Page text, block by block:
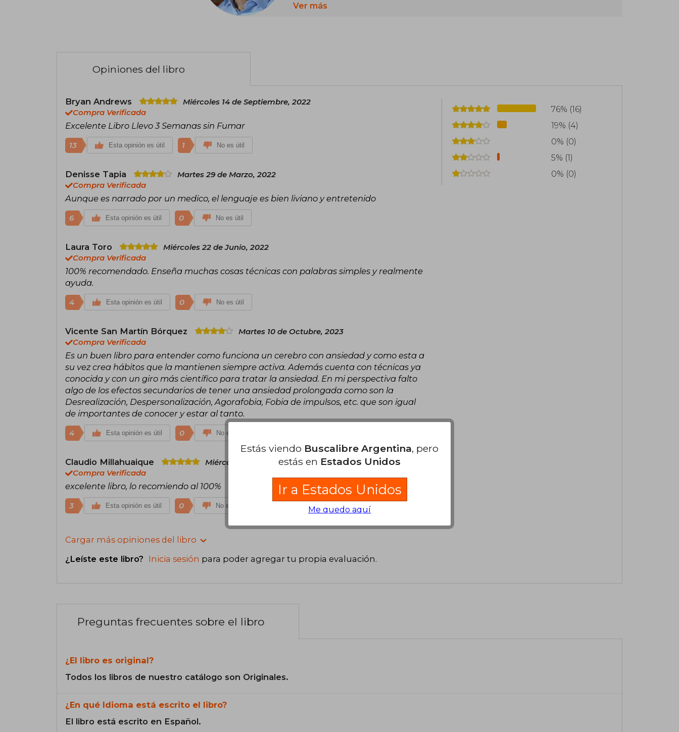
al desarrollo de programas para el tratamiento de abuso de sustancias y
Ver más
Opiniones del libro
Bryan Andrews
Miércoles 14 de Septiembre, 2022
Compra Verificada
Excelente Libro Llevo 3 Semanas sin Fumar
13 Esta opinión es útil 1 No es útil
Denisse Tapia
Martes 29 de Marzo, 2022
Compra Verificada
Aunque es narrado por un medico, el lenguaje es bien liviano y entretenido
6 Esta opinión es útil 0 No es útil
Laura Toro
Miércoles 22 de Junio, 2022
Compra Verificada
100% recomendado. Enseña muchas cosas técnicas con palabras simples y realmente
ayuda.
4 Esta opinión es útil 0 No es útil
Vicente San Martín Bórquez
Martes 10 de Octubre, 2023
Compra Verificada
Es un buen libro para entender como funciona un cerebro con ansiedad y como esta a
su vez crea hábitos que la mantienen siempre activa. Además cuenta con técnicas ya
conocida y con un giro más científico para tratar la ansiedad. En mi perspectiva falto
algo de los efectos secundarios de tener una ansiedad prolongada como son la
Desrealización, Despersonalización, Agorafobia, Fobia de impulsos, etc. que son igual
de importantes de conocer y estar al tanto.
4 Esta opinión es útil 0 No es útil
Claudio Millahuaique
Miércoles 15 de Junio, 2022
Compra Verificada
excelente libro, lo recomiendo al 100%
3 Esta opinión es útil 0 No es útil
Cargar más opiniones del libro
¿Leíste este libro? Inicia sesión para poder agregar tu propia evaluación.
76% (16)
19% (4)
0% (0)
5% (1)
0% (0)
Preguntas frecuentes sobre el libro
¿El libro es original?
Todos los libros de nuestro catálogo son Originales.
¿En qué Idioma está escrito el libro?
El libro está escrito en Español.
Estás viendo Buscalibre Argentina, pero
estás en Estados Unidos
Ir a Estados Unidos
Me quedo aquí